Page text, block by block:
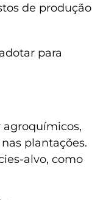
de produção
para
plantações.
alvo, como